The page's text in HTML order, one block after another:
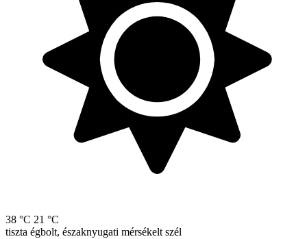
38 °C 21 °C
tiszta égbolt, északnyugati mérsékelt szél